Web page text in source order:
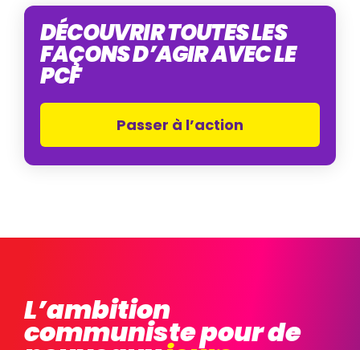
DÉCOUVRIR TOUTES LES
FAÇONS D’AGIR AVEC LE
PCF
Passer à l’action
L’ambition
communistepour de